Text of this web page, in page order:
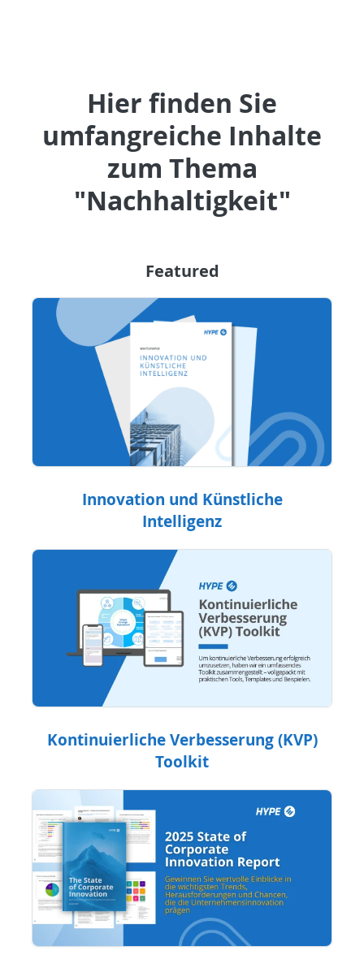
Hier finden Sie
umfangreiche Inhalte
zum Thema
"Nachhaltigkeit"
Featured
Innovation und Künstliche
Intelligenz
Kontinuierliche Verbesserung (KVP)
Toolkit